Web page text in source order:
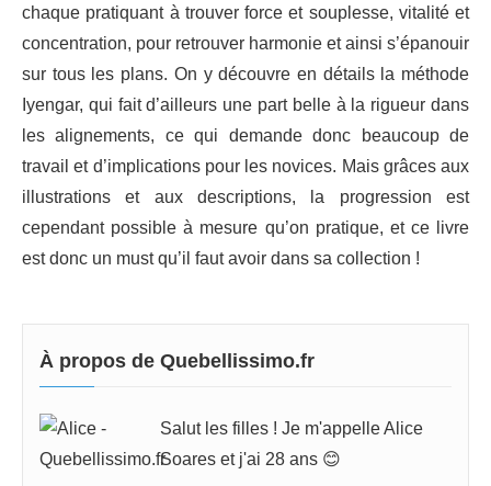
chaque pratiquant à trouver force et souplesse, vitalité et
concentration, pour retrouver harmonie et ainsi s’épanouir
sur tous les plans. On y découvre en détails la méthode
Iyengar, qui fait d’ailleurs une part belle à la rigueur dans
les alignements, ce qui demande donc beaucoup de
travail et d’implications pour les novices. Mais grâces aux
illustrations et aux descriptions, la progression est
cependant possible à mesure qu’on pratique, et ce livre
est donc un must qu’il faut avoir dans sa collection !
À propos de Quebellissimo.fr
Salut les filles ! Je m'appelle Alice
Soares et j'ai 28 ans 😊